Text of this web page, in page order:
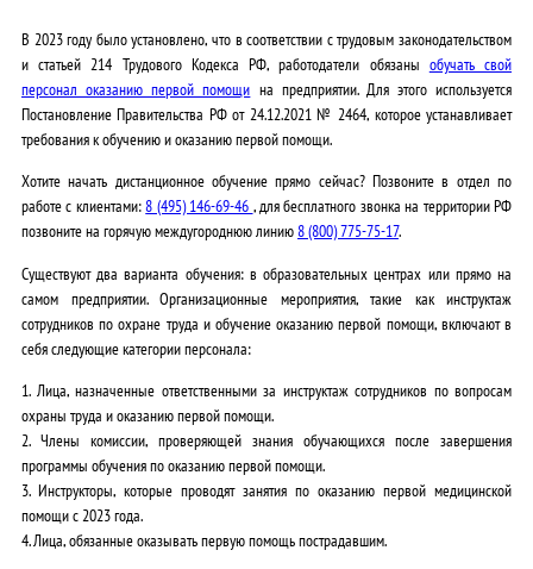
В 2023 году было установлено, что в соответствии с трудовым законодательством
и статьей 214 Трудового Кодекса РФ, работодатели обязаны обучать свой
персонал оказанию первой помощи на предприятии. Для этого используется
Постановление Правительства РФ от 24.12.2021 № 2464, которое устанавливает
требования к обучению и оказанию первой помощи.
Хотите начать дистанционное обучение прямо сейчас? Позвоните в отдел по
работе с клиентами:8 (495) 146-69-46 , для бесплатного звонка на территории РФ
позвоните на горячую междугороднюю линию8 (800) 775-75-17.
Существуют два варианта обучения: в образовательных центрах или прямо на
самом предприятии. Организационные мероприятия, такие как инструктаж
сотрудников по охране труда и обучение оказанию первой помощи, включают в
себя следующие категории персонала:
1. Лица, назначенные ответственными за инструктаж сотрудников по вопросам
охраны труда и оказанию первой помощи.
2. Члены комиссии, проверяющей знания обучающихся после завершения
программы обучения по оказанию первой помощи.
3. Инструкторы, которые проводят занятия по оказанию первой медицинской
помощи с 2023 года.
4. Лица, обязанные оказывать первую помощь пострадавшим.